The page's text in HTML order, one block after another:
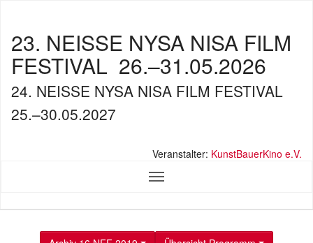
23. NEISSE NYSA NISA FILM
FESTIVAL 26.–31.05.2026
24. NEISSE NYSA NISA FILM FESTIVAL
25.–30.05.2027
Veranstalter: KunstBauerKino e.V.